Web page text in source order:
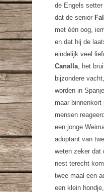
de Engels setter
dat de senior
met één oog,
en dat hij de
eindelijk veel
Canalla, het
bijzondere
worden in
maar
mensen
een jonge
adoptant van
weten zeker dat
nest terecht
twee maal een
een klein